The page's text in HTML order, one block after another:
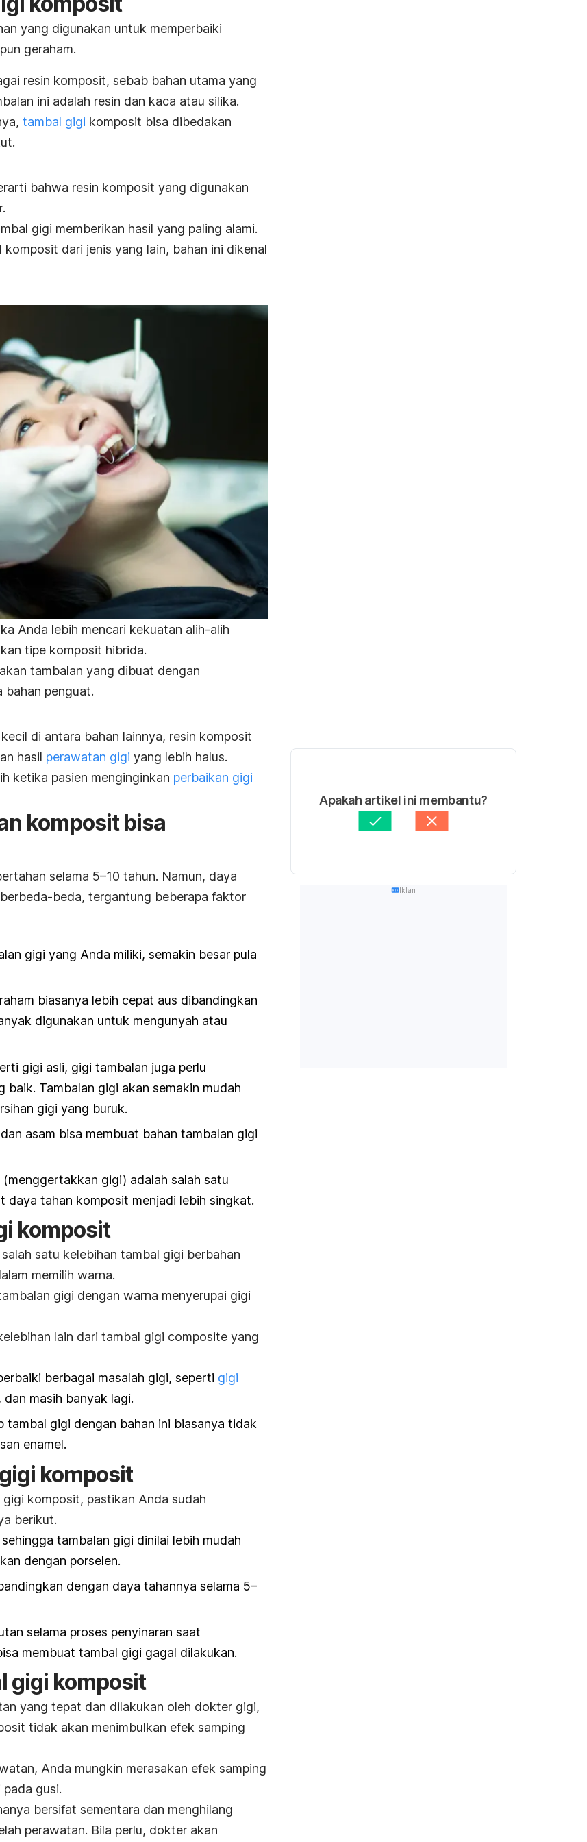
yang digunakan untuk memperbaiki
geraham.
resin komposit, sebab bahan utama yang
ini adalah resin dan kaca atau silika.
tambal gigi komposit bisa dibedakan
bahwa resin komposit yang digunakan
gigi memberikan hasil yang paling alami.
dari jenis yang lain, bahan ini dikenal
Anda lebih mencari kekuatan alih-alih
tipe komposit hibrida.
tambalan yang dibuat dengan
bahan penguat.
di antara bahan lainnya, resin komposit
hasil perawatan gigi yang lebih halus.
ketika pasien menginginkan perbaikan gigi
komposit bisa
selama 5–10 tahun. Namun, daya
beda, tergantung beberapa faktor
gigi yang Anda miliki, semakin besar pula
biasanya lebih cepat aus dibandingkan
digunakan untuk mengunyah atau
gigi asli, gigi tambalan juga perlu
baik. Tambalan gigi akan semakin mudah
gigi yang buruk.
asam bisa membuat bahan tambalan gigi
(menggertakkan gigi) adalah salah satu
daya tahan komposit menjadi lebih singkat.
komposit
satu kelebihan tambal gigi berbahan
memilih warna.
gigi dengan warna menyerupai gigi
lain dari tambal gigi composite yang
berbagai masalah gigi, seperti gigi
dan masih banyak lagi.
tambal gigi dengan bahan ini biasanya tidak
enamel.
komposit
komposit, pastikan Anda sudah
berikut.
tambalan gigi dinilai lebih mudah
dengan porselen.
dengan daya tahannya selama 5–
selama proses penyinaran saat
membuat tambal gigi gagal dilakukan.
gigi komposit
yang tepat dan dilakukan oleh dokter gigi,
tidak akan menimbulkan efek samping
Anda mungkin merasakan efek samping
gusi.
bersifat sementara dan menghilang
perawatan. Bila perlu, dokter akan
Apakah artikel ini membantu?
Iklan